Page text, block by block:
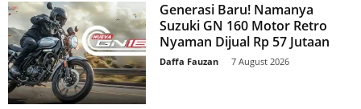
Generasi Baru! Namanya
Suzuki GN 160 Motor Retro
Nyaman Dijual Rp 57 Jutaan
Daffa Fauzan 7 August 2026